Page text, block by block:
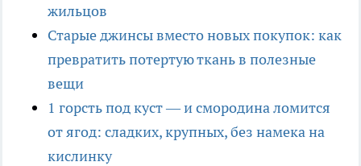
жильцов
Старые джинсы вместо новых покупок: как
превратить потертую ткань в полезные
вещи
1 горсть под куст — и смородина ломится
от ягод: сладких, крупных, без намека на
кислинку